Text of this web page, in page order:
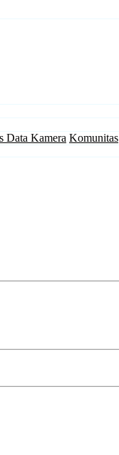
Data Kamera Komunitas